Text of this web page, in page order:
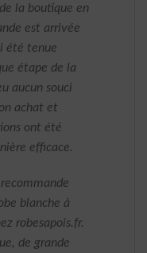
la boutique en
est arrivée
été tenue
étape de la
aucun souci
achat et
ont été
efficace.
blanche à
robesapois.fr.
de grande